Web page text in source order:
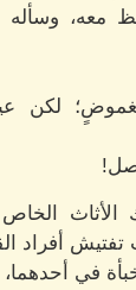
معه،
لكن
الخاص
أفراد
في